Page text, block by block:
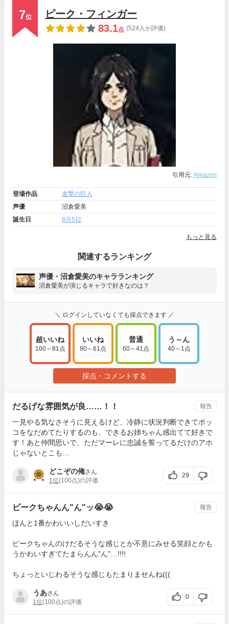
7位
ピーク・フィンガー
83.1点 (524人が評価)
引用元: Amazon
登場作品
進撃の巨人
声優
沼倉愛美
誕生日
8月5日
もっと見る
関連するランキング
声優・沼倉愛美のキャラランキング
沼倉愛美が演じるキャラで好きなのは？
＼ ログインしていなくても採点できます ／
超いいね
100～81点
いいね
80～61点
普通
60～41点
う～ん
40～1点
採点・コメントする
だるげな雰囲気が良……！！
一見やる気なさそうに見えるけど、冷静に状況判断できてポッ
コをなだめてたりするのも、できるお姉ちゃん感出てて好きで
す！あと仲間思いで、ただマーレに忠誠を誓ってるだけのアホ
じゃないとこも…
どこぞの俺さん
1位(100点)の評価
29
報告
ピークちゃんん"ん"ッ😭😭
ほんと1番かわいいしだいすき
ピークちゃんのけだるそうな感じとか不意にみせる笑顔とかも
うかわいすぎてたまらんん"ん"…!!!!
ちょっといじわるそうな感じもたまりませんね(((
うあさん
1位(100点)の評価
0
報告